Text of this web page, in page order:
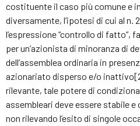
costituente il caso più comune e
diversamente, l’ipotesi di cui al n.
l’espressione “controllo di fatto”,
per un’azionista di minoranza di
dell’assemblea ordinaria in
azionariato disperso e/o
rilevante, tale potere di
assembleari deve essere stabile
non rilevando l’esito di singole